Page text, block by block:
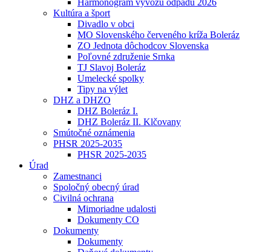
Harmonogram vývozu odpadu 2026
Kultúra a šport
Divadlo v obci
MO Slovenského červeného kríža Boleráz
ZO Jednota dôchodcov Slovenska
Poľovné združenie Srnka
TJ Slavoj Boleráz
Umelecké spolky
Tipy na výlet
DHZ a DHZO
DHZ Boleráz I.
DHZ Boleráz II. Klčovany
Smútočné oznámenia
PHSR 2025-2035
PHSR 2025-2035
Úrad
Zamestnanci
Spoločný obecný úrad
Civilná ochrana
Mimoriadne udalosti
Dokumenty CO
Dokumenty
Dokumenty